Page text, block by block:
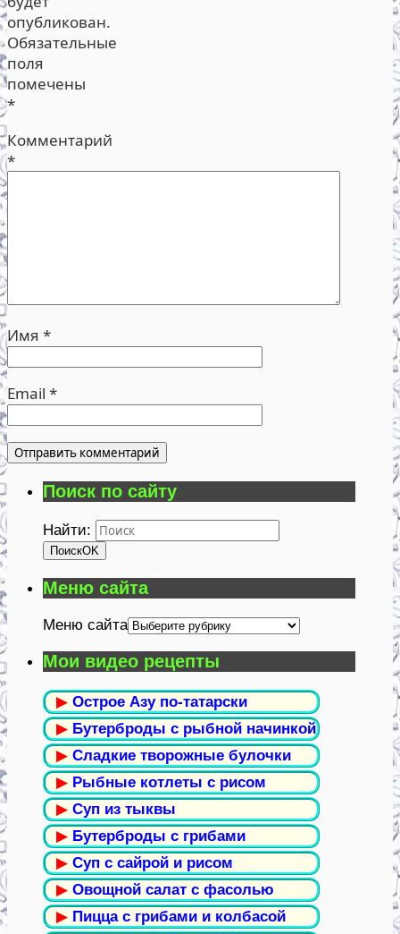
опубликован.
Обязательные
поля
помечены
*
Комментарий
*
Имя *
Email *
Поиск по сайту
Найти:
ПоискOK
Меню сайта
Меню сайта
Мои видео рецепты
▶ Острое Азу по-татарски
▶ Бутерброды с рыбной начинкой
▶ Сладкие творожные булочки
▶ Рыбные котлеты с рисом
▶ Суп из тыквы
▶ Бутерброды с грибами
▶ Суп с сайрой и рисом
▶ Овощной салат с фасолью
▶ Пицца с грибами и колбасой